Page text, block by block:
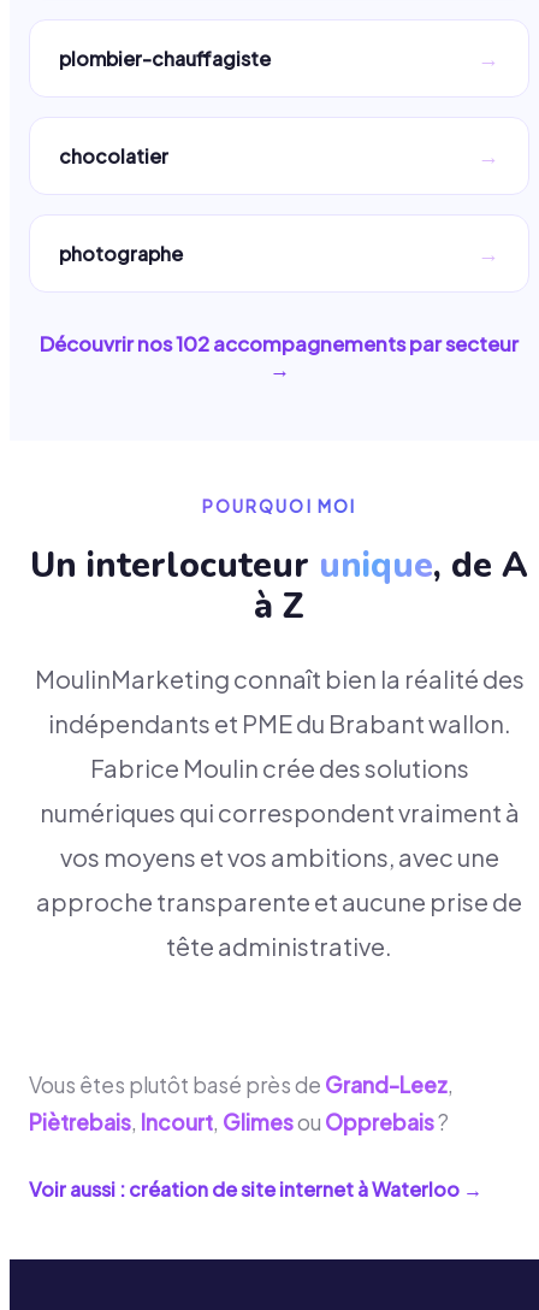
plombier-chauffagiste →
chocolatier →
photographe →
Découvrir nos102accompagnements par secteur
→
POURQUOI MOI
Un interlocuteur unique, de A
à Z
MoulinMarketing connaît bien la réalité des
indépendants et PME du Brabant wallon.
Fabrice Moulin crée des solutions
numériques qui correspondent vraiment à
vos moyens et vos ambitions, avec une
approche transparente et aucune prise de
tête administrative.
Vous êtes plutôt basé près de Grand-Leez,
Piètrebais, Incourt, Glimesou Opprebais?
Voir aussi : création de site internet àWaterloo →